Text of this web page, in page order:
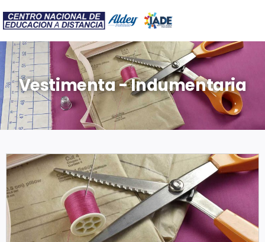
Vestimenta - Indumentaria